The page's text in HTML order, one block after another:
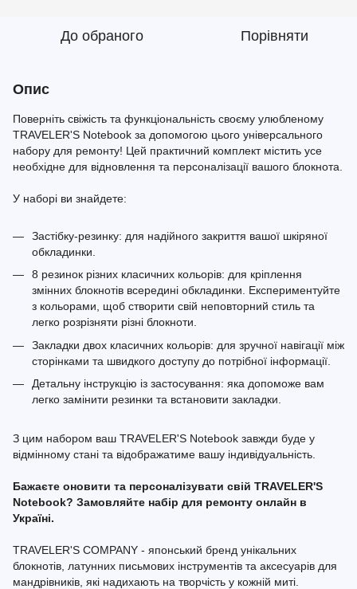
До обраного Порівняти
Опис
Поверніть свіжість та функціональність своєму улюбленому
TRAVELER'S Notebook за допомогою цього універсального
набору для ремонту! Цей практичний комплект містить усе
необхідне для відновлення та персоналізації вашого блокнота.
У наборі ви знайдете:
Застібку-резинку: для надійного закриття вашої шкіряної
обкладинки.
8 резинок різних класичних кольорів: для кріплення
змінних блокнотів всередині обкладинки. Експериментуйте
з кольорами, щоб створити свій неповторний стиль та
легко розрізняти різні блокноти.
Закладки двох класичних кольорів: для зручної навігації між
сторінками та швидкого доступу до потрібної інформації.
Детальну інструкцію із застосування: яка допоможе вам
легко замінити резинки та встановити закладки.
З цим набором ваш TRAVELER'S Notebook завжди буде у
відмінному стані та відображатиме вашу індивідуальність.
Бажаєте оновити та персоналізувати свій TRAVELER'S
Notebook? Замовляйте набір для ремонту онлайн в
Україні.
TRAVELER'S COMPANY - японський бренд унікальних
блокнотів, латунних письмових інструментів та аксесуарів для
мандрівників, які надихають на творчість у кожній миті.